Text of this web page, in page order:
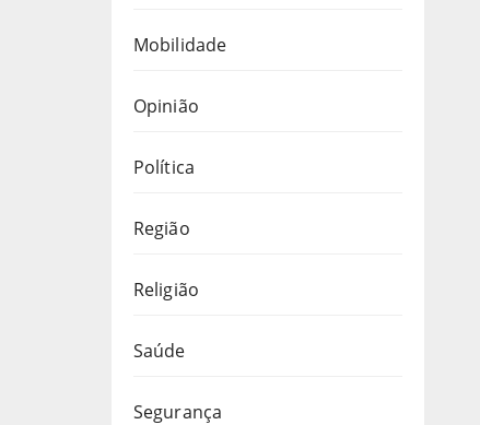
Mobilidade
Opinião
Política
Região
Religião
Saúde
Segurança